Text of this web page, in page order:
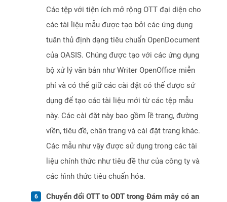
Các tệp với tiện ích mở rộng OTT đại diện cho
các tài liệu mẫu được tạo bởi các ứng dụng
tuân thủ định dạng tiêu chuẩn OpenDocument
của OASIS. Chúng được tạo với các ứng dụng
bộ xử lý văn bản như Writer OpenOffice miễn
phí và có thể giữ các cài đặt có thể được sử
dụng để tạo các tài liệu mới từ các tệp mẫu
này. Các cài đặt này bao gồm lề trang, đường
viền, tiêu đề, chân trang và cài đặt trang khác.
Các mẫu như vậy được sử dụng trong các tài
liệu chính thức như tiêu đề thư của công ty và
các hình thức tiêu chuẩn hóa.
Chuyển đổi OTT to ODT trong Đám mây có an